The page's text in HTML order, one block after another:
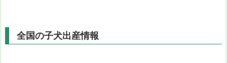
全国の子犬出産情報